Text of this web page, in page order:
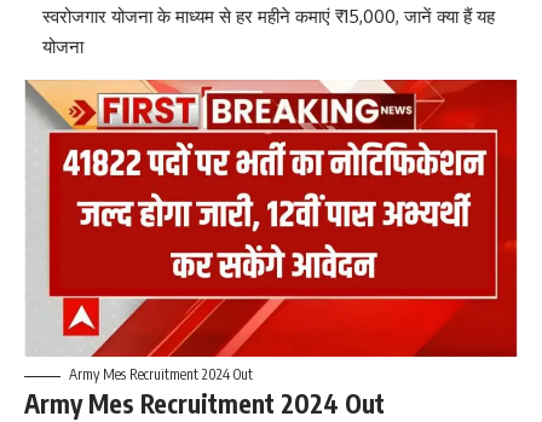
स्वरोजगार योजना के माध्यम से हर महीने कमाएं ₹15,000, जानें क्या हैं यह
योजना
Army Mes Recruitment 2024 Out
Army Mes Recruitment 2024 Out